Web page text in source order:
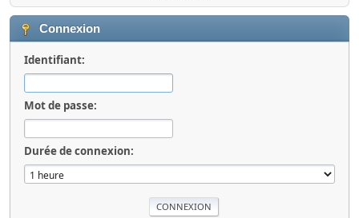
Connexion
Identifiant:
Mot de passe:
Durée de connexion: